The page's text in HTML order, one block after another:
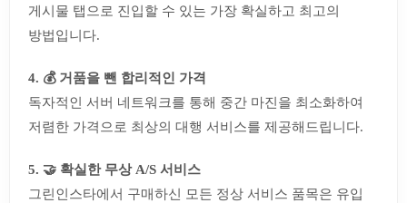
게시물 탭으로 진입할 수 있는 가장 확실하고 최고의
방법입니다.
4. 💰 거품을 뺀 합리적인 가격
독자적인 서버 네트워크를 통해 중간 마진을 최소화하여
저렴한 가격으로 최상의 대행 서비스를 제공해드립니다.
5. 🤝 확실한 무상 A/S 서비스
그린인스타에서 구매하신 모든 정상 서비스 품목은 유입